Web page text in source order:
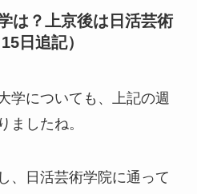
は？上京後は日活芸術
日追記）
学についても、上記の週
ましたね。
、日活芸術学院に通って